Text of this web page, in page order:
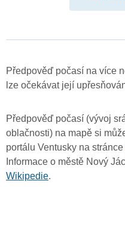
Předpověď počasí na více
lze očekávat její
Předpověď počasí (vývoj
oblačnosti) na mapě si
portálu Ventusky na stránce
Informace o městě Nový
Wikipedie.